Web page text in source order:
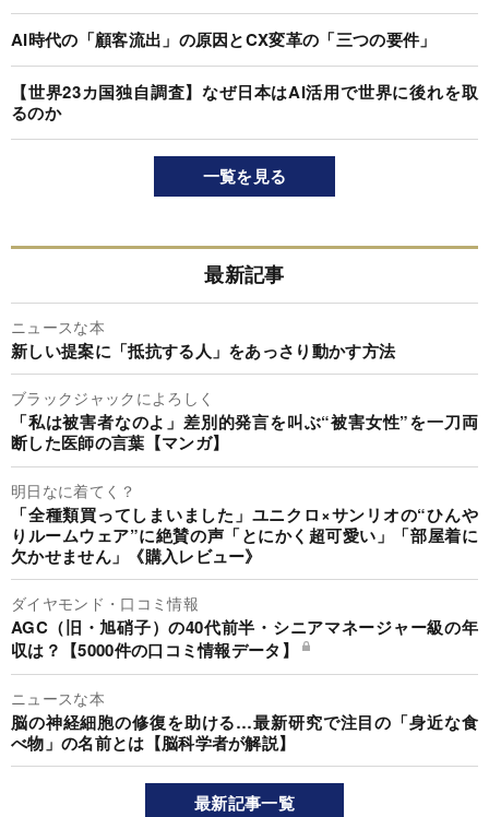
AI時代の「顧客流出」の原因とCX変革の「三つの要件」
【世界23カ国独自調査】なぜ日本はAI活用で世界に後れを取
るのか
一覧を見る
最新記事
ニュースな本
新しい提案に「抵抗する人」をあっさり動かす方法
ブラックジャックによろしく
「私は被害者なのよ」差別的発言を叫ぶ“被害女性”を一刀両
断した医師の言葉【マンガ】
明日なに着てく？
「全種類買ってしまいました」ユニクロ×サンリオの“ひんや
りルームウェア”に絶賛の声「とにかく超可愛い」「部屋着に
欠かせません」《購入レビュー》
ダイヤモンド・口コミ情報
AGC（旧・旭硝子）の40代前半・シニアマネージャー級の年
収は？【5000件の口コミ情報データ】
ニュースな本
脳の神経細胞の修復を助ける…最新研究で注目の「身近な食
べ物」の名前とは【脳科学者が解説】
最新記事一覧